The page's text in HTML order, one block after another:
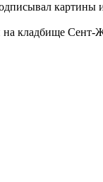
картины
кладбище Сент-